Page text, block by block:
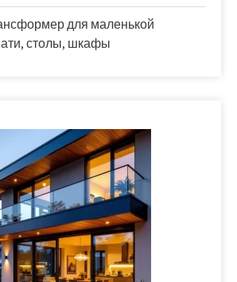
для маленькой
столы, шкафы